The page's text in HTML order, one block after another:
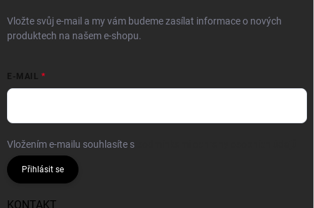
Vložte svůj e-mail a my vám budeme zasílat informace o nových
produktech na našem e-shopu.
E-MAIL
Vložením e-mailu souhlasíte s
Přihlásit se
KONTAKT